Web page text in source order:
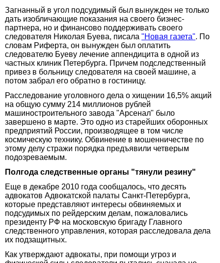
Загнанный в угол подсудимый был вынужден не только
дать изобличающие показания на своего бизнес-
партнера, но и финансово поддерживать своего
следователя Николая Буева, писала "Новая газета". По
словам Риферта, он вынужден был оплатить
следователю Буеву лечение аппендицита в одной из
частных клиник Петербурга. Причем подследственный
привез в больницу следователя на своей машине, а
потом забрал его обратно в гостиницу.
Расследование уголовного дела о хищении 16,5% акций
на общую сумму 214 миллионов рублей
машиностроительного завода "Арсенал" было
завершено в марте. Это одно из старейших оборонных
предприятий России, производящее в том числе
космическую технику. Обвинение в мошенничестве по
этому делу стражи порядка предъявили четверым
подозреваемым.
Полгода следственные органы "тянули резину"
Еще в декабре 2010 года сообщалось, что десять
адвокатов Адвокатской палаты Санкт-Петербурга,
которые представляют интересы обвиняемых и
подсудимых по рейдерским делам, пожаловались
президенту РФ на московскую бригаду Главного
следственного управления, которая расследовала дела
их подзащитных.
Как утверждают адвокаты, при помощи угроз и